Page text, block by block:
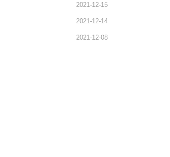
2021-12-15
2021-12-14
2021-12-08